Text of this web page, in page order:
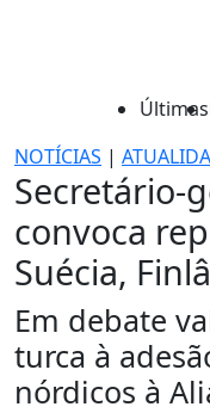
Últimas
NOTÍCIAS |
Secretário-
convoca
Suécia,
Em debate
turca à
nórdicos à